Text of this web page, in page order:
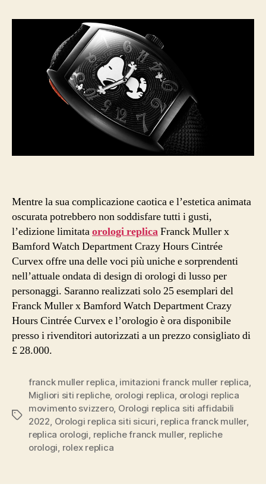
Mentre la sua complicazione caotica e l’estetica animata
oscurata potrebbero non soddisfare tutti i gusti,
l’edizione limitataorologi replicaFranck Muller x
Bamford Watch Department Crazy Hours Cintrée
Curvex offre una delle voci più uniche e sorprendenti
nell’attuale ondata di design di orologi di lusso per
personaggi. Saranno realizzati solo 25 esemplari del
Franck Muller x Bamford Watch Department Crazy
Hours Cintrée Curvex e l’orologio è ora disponibile
presso i rivenditori autorizzati a un prezzo consigliato di
£ 28.000.
Tag
franck muller replica, imitazioni franck muller replica,
Migliori siti repliche, orologi replica, orologi replica
movimento svizzero, Orologi replica siti affidabili
2022, Orologi replica siti sicuri, replica franck muller,
replica orologi, repliche franck muller, repliche
orologi, rolex replica